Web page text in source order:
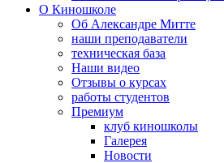
О Киношколе
Об Александре Митте
наши преподаватели
техническая база
Наши видео
Отзывы о курсах
работы студентов
Премиум
клуб киношколы
Галерея
Новости